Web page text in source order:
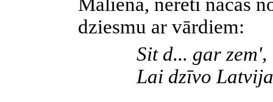
dziesmu ar vārdiem:
Sit d... gar zem',
Lai dzīvo